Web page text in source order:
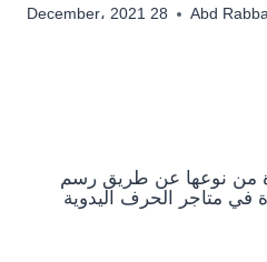
Abd 28 December، 2021
من نوعها عن طريق رسم
في متاجر الحرف اليدوية